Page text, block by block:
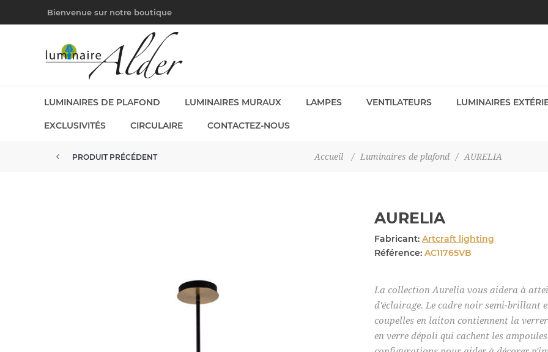
Bienvenue sur notre boutique
LUMINAIRES DE PLAFOND LUMINAIRES MURAUX LAMPES VENTILATEURS LUMINAIRES
EXCLUSIVITÉS CIRCULAIRE CONTACTEZ-NOUS
Accueil / Luminaires de plafond / AURELIA
PRODUIT PRÉCÉDENT
AURELIA
Fabricant: Artcraft lighting
Référence: AC11765VB
La collection Aurelia vous aidera à
d'éclairage. Le cadre noir semi-brillant
coupelles en laiton contiennent la
en verre dépoli qui cachent les